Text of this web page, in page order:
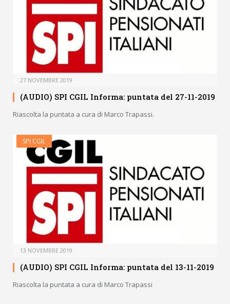
27 NOVEMBRE 2019
(AUDIO) SPI CGIL Informa: puntata del 27-11-2019
Riascolta la puntata a cura di Marco Trapassi.
SPI CGIL
13 NOVEMBRE 2019
(AUDIO) SPI CGIL Informa: puntata del 13-11-2019
Riascolta la puntata a cura di Marco Trapassi